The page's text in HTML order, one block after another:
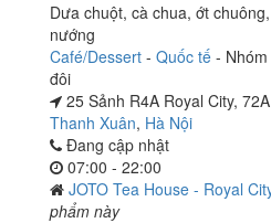
Dưa chuột, cà chua, ớt
nướng
Café/Dessert - Quốc tế -
đôi
25 Sảnh R4A Royal City,
Thanh Xuân, Hà Nội
Đang cập nhật
07:00 - 22:00
JOTO Tea House - Royal
phẩm này